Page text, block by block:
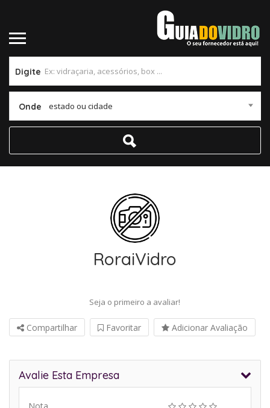
Digite
Onde estado ou cidade
RoraiVidro
Seja o primeiro a avaliar!
Compartilhar Favoritar Adicionar Avaliação
Avalie Esta Empresa